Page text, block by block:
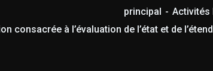
principal
Activités
consacrée à l’évaluation de l’état et de